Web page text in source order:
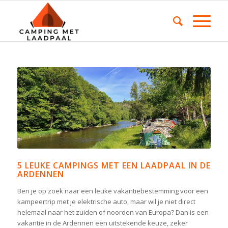
5 LEUKE CAMPINGS MET EEN LAADPAAL IN DE
ARDENNEN
Ben je op zoek naar een leuke vakantiebestemming voor een
kampeertrip met je elektrische auto, maar wil je niet direct
helemaal naar het zuiden of noorden van Europa? Dan is een
vakantie in de Ardennen een uitstekende keuze, zeker